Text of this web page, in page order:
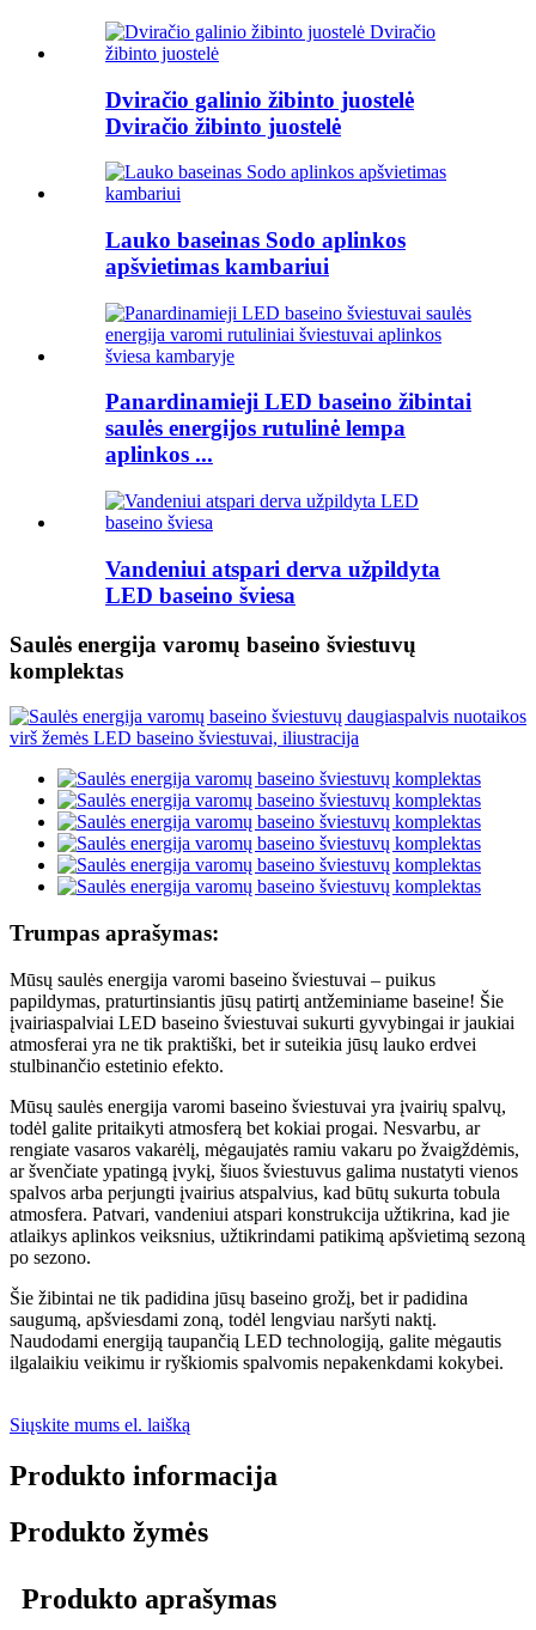
Dviračio galinio žibinto juostelė
Dviračio žibinto juostelė
Lauko baseinas Sodo aplinkos
apšvietimas kambariui
Panardinamieji LED baseino žibintai
saulės energijos rutulinė lempa
aplinkos ...
Vandeniui atspari derva užpildyta
LED baseino šviesa
Saulės energija varomų baseino šviestuvų
komplektas
Trumpas aprašymas:
Mūsų saulės energija varomi baseino šviestuvai – puikus
papildymas, praturtinsiantis jūsų patirtį antžeminiame baseine! Šie
įvairiaspalviai LED baseino šviestuvai sukurti gyvybingai ir jaukiai
atmosferai yra ne tik praktiški, bet ir suteikia jūsų lauko erdvei
stulbinančio estetinio efekto.
Mūsų saulės energija varomi baseino šviestuvai yra įvairių spalvų,
todėl galite pritaikyti atmosferą bet kokiai progai. Nesvarbu, ar
rengiate vasaros vakarėlį, mėgaujatės ramiu vakaru po žvaigždėmis,
ar švenčiate ypatingą įvykį, šiuos šviestuvus galima nustatyti vienos
spalvos arba perjungti įvairius atspalvius, kad būtų sukurta tobula
atmosfera. Patvari, vandeniui atspari konstrukcija užtikrina, kad jie
atlaikys aplinkos veiksnius, užtikrindami patikimą apšvietimą sezoną
po sezono.
Šie žibintai ne tik padidina jūsų baseino grožį, bet ir padidina
saugumą, apšviesdami zoną, todėl lengviau naršyti naktį.
Naudodami energiją taupančią LED technologiją, galite mėgautis
ilgalaikiu veikimu ir ryškiomis spalvomis nepakenkdami kokybei.
Siųskite mums el. laišką
Produkto informacija
Produkto žymės
Produkto aprašymas